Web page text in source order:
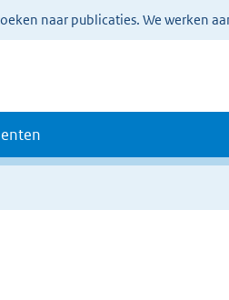
naar publicaties. We werken